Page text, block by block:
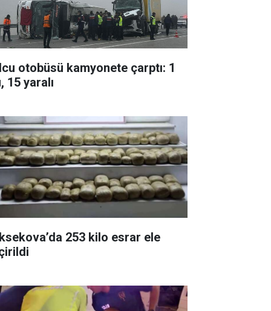
otobüsü kamyonete çarptı: 1
15 yaralı
253 kilo esrar ele